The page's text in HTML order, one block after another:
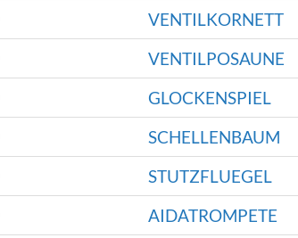
VENTILKORNETT
VENTILPOSAUNE
GLOCKENSPIEL
SCHELLENBAUM
STUTZFLUEGEL
AIDATROMPETE